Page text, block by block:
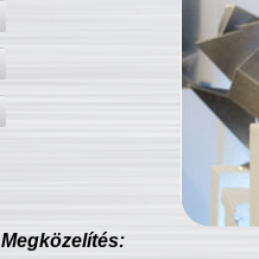
Megközelítés: